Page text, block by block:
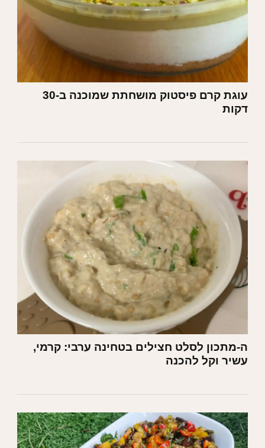
עוגת קרם פיסטוק מושחתת שמוכנה ב-30
דקות
ה-מתכון לסלט חצילים בטחינה ערבי: קרמי,
עשיר וקל להכנה